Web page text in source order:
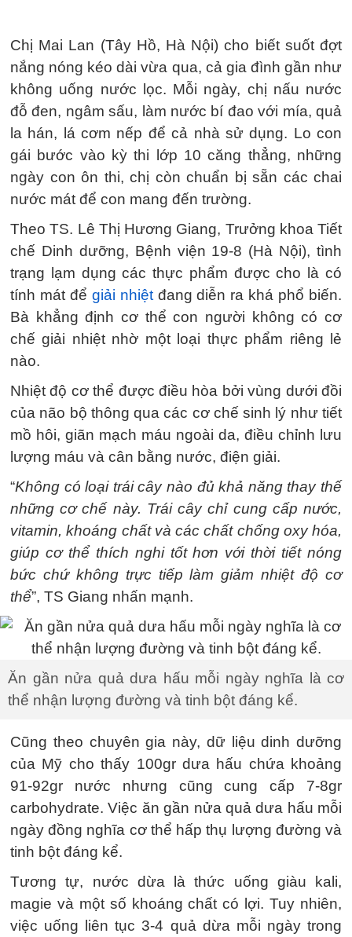
Chị Mai Lan (Tây Hồ, Hà Nội) cho biết suốt đợt
nắng nóng kéo dài vừa qua, cả gia đình gần như
không uống nước lọc. Mỗi ngày, chị nấu nước
đỗ đen, ngâm sấu, làm nước bí đao với mía, quả
la hán, lá cơm nếp để cả nhà sử dụng. Lo con
gái bước vào kỳ thi lớp 10 căng thẳng, những
ngày con ôn thi, chị còn chuẩn bị sẵn các chai
nước mát để con mang đến trường.
Theo TS. Lê Thị Hương Giang, Trưởng khoa Tiết
chế Dinh dưỡng, Bệnh viện 19-8 (Hà Nội), tình
trạng lạm dụng các thực phẩm được cho là có
tính mát để giải nhiệtđang diễn ra khá phổ biến.
Bà khẳng định cơ thể con người không có cơ
chế giải nhiệt nhờ một loại thực phẩm riêng lẻ
nào.
Nhiệt độ cơ thể được điều hòa bởi vùng dưới đồi
của não bộ thông qua các cơ chế sinh lý như tiết
mồ hôi, giãn mạch máu ngoài da, điều chỉnh lưu
lượng máu và cân bằng nước, điện giải.
“Không có loại trái cây nào đủ khả năng thay thế
những cơ chế này. Trái cây chỉ cung cấp nước,
vitamin, khoáng chất và các chất chống oxy hóa,
giúp cơ thể thích nghi tốt hơn với thời tiết nóng
bức chứ không trực tiếp làm giảm nhiệt độ cơ
thể”, TS Giang nhấn mạnh.
Ăn gần nửa quả dưa hấu mỗi ngày nghĩa là cơ
thể nhận lượng đường và tinh bột đáng kể.
Cũng theo chuyên gia này, dữ liệu dinh dưỡng
của Mỹ cho thấy 100gr dưa hấu chứa khoảng
91-92gr nước nhưng cũng cung cấp 7-8gr
carbohydrate. Việc ăn gần nửa quả dưa hấu mỗi
ngày đồng nghĩa cơ thể hấp thụ lượng đường và
tinh bột đáng kể.
Tương tự, nước dừa là thức uống giàu kali,
magie và một số khoáng chất có lợi. Tuy nhiên,
việc uống liên tục 3-4 quả dừa mỗi ngày trong